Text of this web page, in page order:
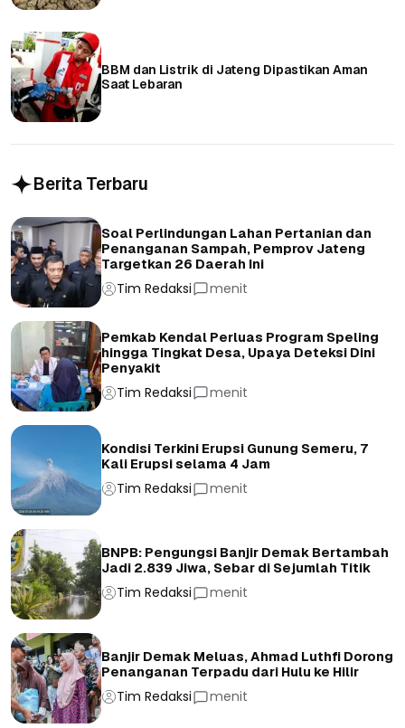
BBM dan Listrik di Jateng Dipastikan Aman
Saat Lebaran
Berita Terbaru
Soal Perlindungan Lahan Pertanian dan
Penanganan Sampah, Pemprov Jateng
Targetkan 26 Daerah Ini
Tim Redaksi menit
Pemkab Kendal Perluas Program Speling
hingga Tingkat Desa, Upaya Deteksi Dini
Penyakit
Tim Redaksi menit
Kondisi Terkini Erupsi Gunung Semeru, 7
Kali Erupsi selama 4 Jam
Tim Redaksi menit
BNPB: Pengungsi Banjir Demak Bertambah
Jadi 2.839 Jiwa, Sebar di Sejumlah Titik
Tim Redaksi menit
Banjir Demak Meluas, Ahmad Luthfi Dorong
Penanganan Terpadu dari Hulu ke Hilir
Tim Redaksi menit